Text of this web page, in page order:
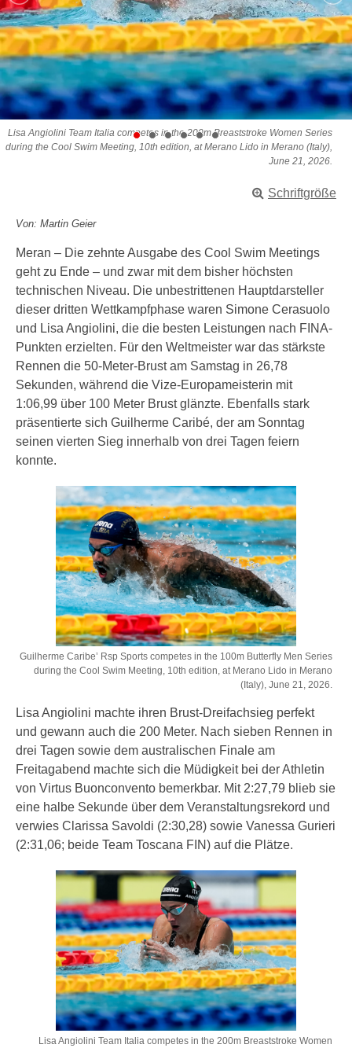
Lisa Angiolini Team Italia competes in the 200m Breaststroke Women Series
during the Cool Swim Meeting, 10th edition, at Merano Lido in Merano (Italy),
June 21, 2026.
Schriftgröße
Von: Martin Geier
Meran – Die zehnte Ausgabe des Cool Swim Meetings
geht zu Ende – und zwar mit dem bisher höchsten
technischen Niveau. Die unbestrittenen Hauptdarsteller
dieser dritten Wettkampfphase waren Simone Cerasuolo
und Lisa Angiolini, die die besten Leistungen nach FINA-
Punkten erzielten. Für den Weltmeister war das stärkste
Rennen die 50-Meter-Brust am Samstag in 26,78
Sekunden, während die Vize-Europameisterin mit
1:06,99 über 100 Meter Brust glänzte. Ebenfalls stark
präsentierte sich Guilherme Caribé, der am Sonntag
seinen vierten Sieg innerhalb von drei Tagen feiern
konnte.
Guilherme Caribe’ Rsp Sports competes in the 100m Butterfly Men Series
during the Cool Swim Meeting, 10th edition, at Merano Lido in Merano
(Italy), June 21, 2026.
Lisa Angiolini machte ihren Brust-Dreifachsieg perfekt
und gewann auch die 200 Meter. Nach sieben Rennen in
drei Tagen sowie dem australischen Finale am
Freitagabend machte sich die Müdigkeit bei der Athletin
von Virtus Buonconvento bemerkbar. Mit 2:27,79 blieb sie
eine halbe Sekunde über dem Veranstaltungsrekord und
verwies Clarissa Savoldi (2:30,28) sowie Vanessa Gurieri
(2:31,06; beide Team Toscana FIN) auf die Plätze.
Lisa Angiolini Team Italia competes in the 200m Breaststroke Women